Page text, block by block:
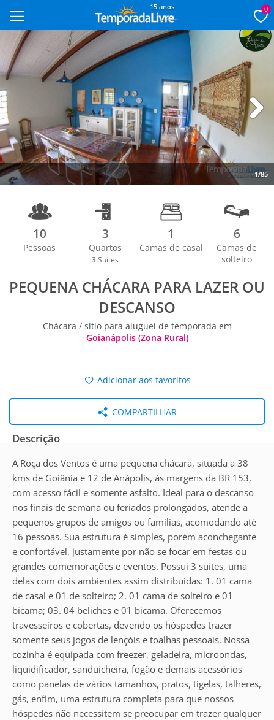
15 anos 0
1/85
Next
10
Pessoas
3
Quartos
3 Suítes
1
Camas de casal
6
Camas de
solteiro
PEQUENA CHÁCARA PARA LAZER OU
DESCANSO
Chácara / sítio para aluguel de temporada em
Goianápolis (Zona Rural)
Adicionar aos favoritos
COMPARTILHAR
Descrição
A Roça dos Ventos é uma pequena chácara, situada a 38
kms de Goiânia e 12 de Anápolis, às margens da BR 153,
com acesso fácil e somente asfalto. Ideal para o descanso
nos finais de semana ou feriados prolongados, atende a
pequenos grupos de amigos ou famílias, acomodando até
16 pessoas. Sua estrutura é simples, porém aconchegante
e confortável, justamente por não se focar em festas ou
grandes comemorações e eventos. Possui 3 suites, uma
delas com dois ambientes assim distribuídas: 1. 01 cama
de casal e 01 de solteiro; 2. 01 cama de solteiro e 01
bicama; 03. 04 beliches e 01 bicama. Oferecemos
travesseiros e cobertas, devendo os hóspedes trazer
somente seus jogos de lençóis e toalhas pessoais. Nossa
cozinha é equipada com freezer, geladeira, microondas,
liquidificador, sanduicheira, fogão e demais acessórios
como panelas de vários tamanhos, pratos, tigelas, talheres,
gás, enfim, uma estrutura completa para que nossos
hóspedes não necessitem se preocupar em trazer qualquer